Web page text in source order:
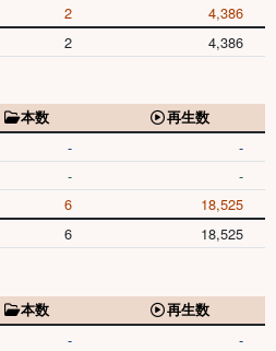
2 4,386
2 4,386
本数
再生数
- -
- -
6 18,525
6 18,525
本数
再生数
- -